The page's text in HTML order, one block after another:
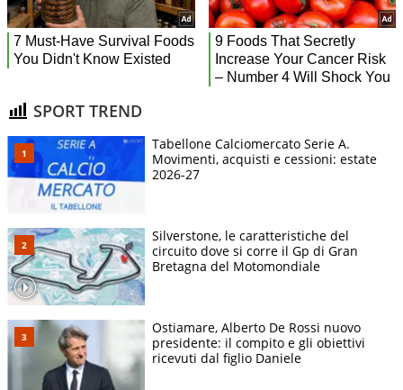
SPORT TREND
Tabellone Calciomercato Serie A.
Movimenti, acquisti e cessioni: estate
2026-27
Silverstone, le caratteristiche del
circuito dove si corre il Gp di Gran
Bretagna del Motomondiale
Ostiamare, Alberto De Rossi nuovo
presidente: il compito e gli obiettivi
ricevuti dal figlio Daniele